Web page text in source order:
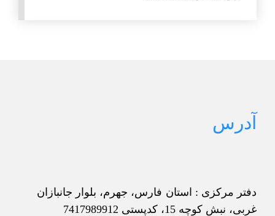
آدرس
دفتر مرکزی : استان فارس، جهرم، بلوار جانبازان
غربی، نبش کوچه 15، کدپستی 7417989912